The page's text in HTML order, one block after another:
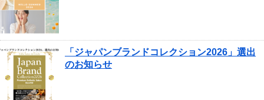
「ジャパンブランドコレクション2026」選出
のお知らせ